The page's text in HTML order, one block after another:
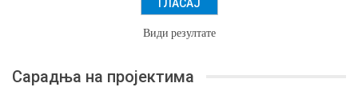
Види резултате
Сарадња на пројектима